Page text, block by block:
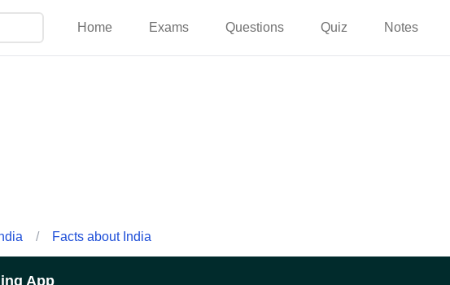
Home Exams Questions Quiz Notes
/ Facts about India
App